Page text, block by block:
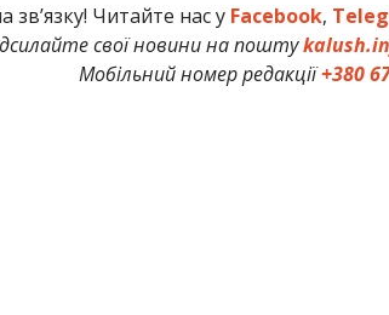
зв’язку! Читайте нас у Facebook,
свої новини на пошту
Мобільний номер редакції+380